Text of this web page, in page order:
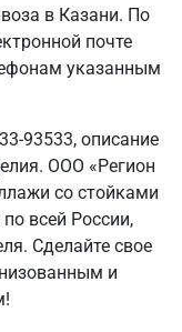
в Казани. По
почте
указанным
93533, описание
ООО «Регион
со стойками
всей России,
Сделайте свое
и